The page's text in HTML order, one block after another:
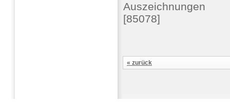
Auszeichnungen
[85078]
« zurück